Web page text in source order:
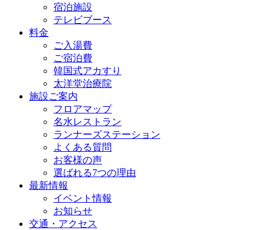
宿泊施設
テレビブース
料金
ご入湯費
ご宿泊費
韓国式アカすり
太洋堂治療院
施設ご案内
フロアマップ
名水レストラン
ランナーズステーション
よくある質問
お客様の声
選ばれる7つの理由
最新情報
イベント情報
お知らせ
交通・アクセス